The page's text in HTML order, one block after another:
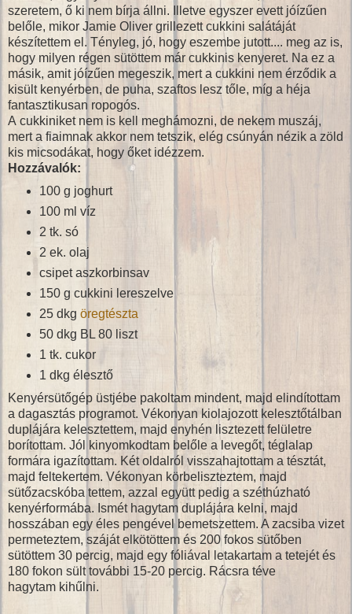
szeretem, ő ki nem bírja állni. Illetve egyszer evett jóízűen
belőle, mikor Jamie Oliver grillezett cukkini salátáját
készítettem el. Tényleg, jó, hogy eszembe jutott.... meg az is,
hogy milyen régen sütöttem már cukkinis kenyeret. Na ez a
másik, amit jóízűen megeszik, mert a cukkini nem érződik a
kisült kenyérben, de puha, szaftos lesz tőle, míg a héja
fantasztikusan ropogós.
A cukkiniket nem is kell meghámozni, de nekem muszáj,
mert a fiaimnak akkor nem tetszik, elég csúnyán nézik a zöld
kis micsodákat, hogy őket idézzem.
Hozzávalók:
100 g joghurt
100 ml víz
2 tk. só
2 ek. olaj
csipet aszkorbinsav
150 g cukkini lereszelve
25 dkg öregtészta
50 dkg BL 80 liszt
1 tk. cukor
1 dkg élesztő
Kenyérsütőgép üstjébe pakoltam mindent, majd elindítottam
a dagasztás programot. Vékonyan kiolajozott kelesztőtálban
duplájára kelesztettem, majd enyhén lisztezett felületre
borítottam. Jól kinyomkodtam belőle a levegőt, téglalap
formára igazítottam. Két oldalról visszahajtottam a tésztát,
majd feltekertem. Vékonyan körbeliszteztem, majd
sütőzacskóba tettem, azzal együtt pedig a széthúzható
kenyérformába. Ismét hagytam duplájára kelni, majd
hosszában egy éles pengével bemetszettem. A zacsiba vizet
permeteztem, száját elkötöttem és 200 fokos sütőben
sütöttem 30 percig, majd egy fóliával letakartam a tetejét és
180 fokon sült további 15-20 percig. Rácsra téve
hagytam kihűlni.